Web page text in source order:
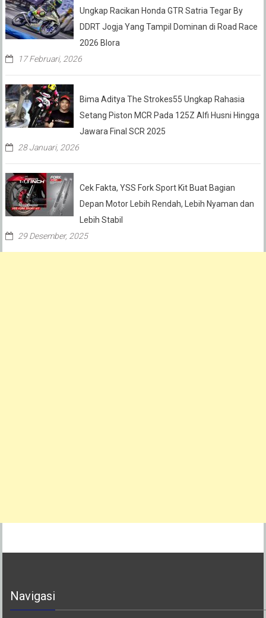
Ungkap Racikan Honda GTR Satria Tegar By
DDRT Jogja Yang Tampil Dominan di Road Race
2026 Blora
17 Februari, 2026
Bima Aditya The Strokes55 Ungkap Rahasia
Setang Piston MCR Pada 125Z Alfi Husni Hingga
Jawara Final SCR 2025
28 Januari, 2026
Cek Fakta, YSS Fork Sport Kit Buat Bagian
Depan Motor Lebih Rendah, Lebih Nyaman dan
Lebih Stabil
29 Desember, 2025
Navigasi